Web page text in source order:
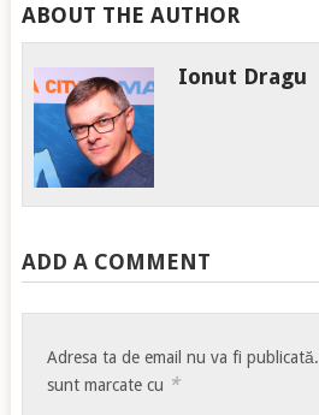
ABOUT THE AUTHOR
Ionut Dragu
ADD A COMMENT
Adresa ta de email nu va fi publicată.
sunt marcate cu *